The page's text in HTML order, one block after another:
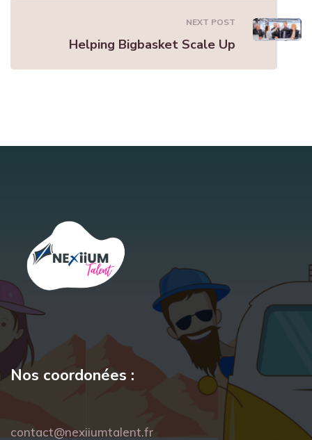
NEXT POST
Helping Bigbasket Scale Up
Nos coordonées :
contact@nexiiumtalent.fr